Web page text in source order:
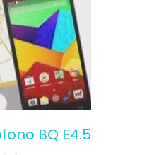
BQ E4.5